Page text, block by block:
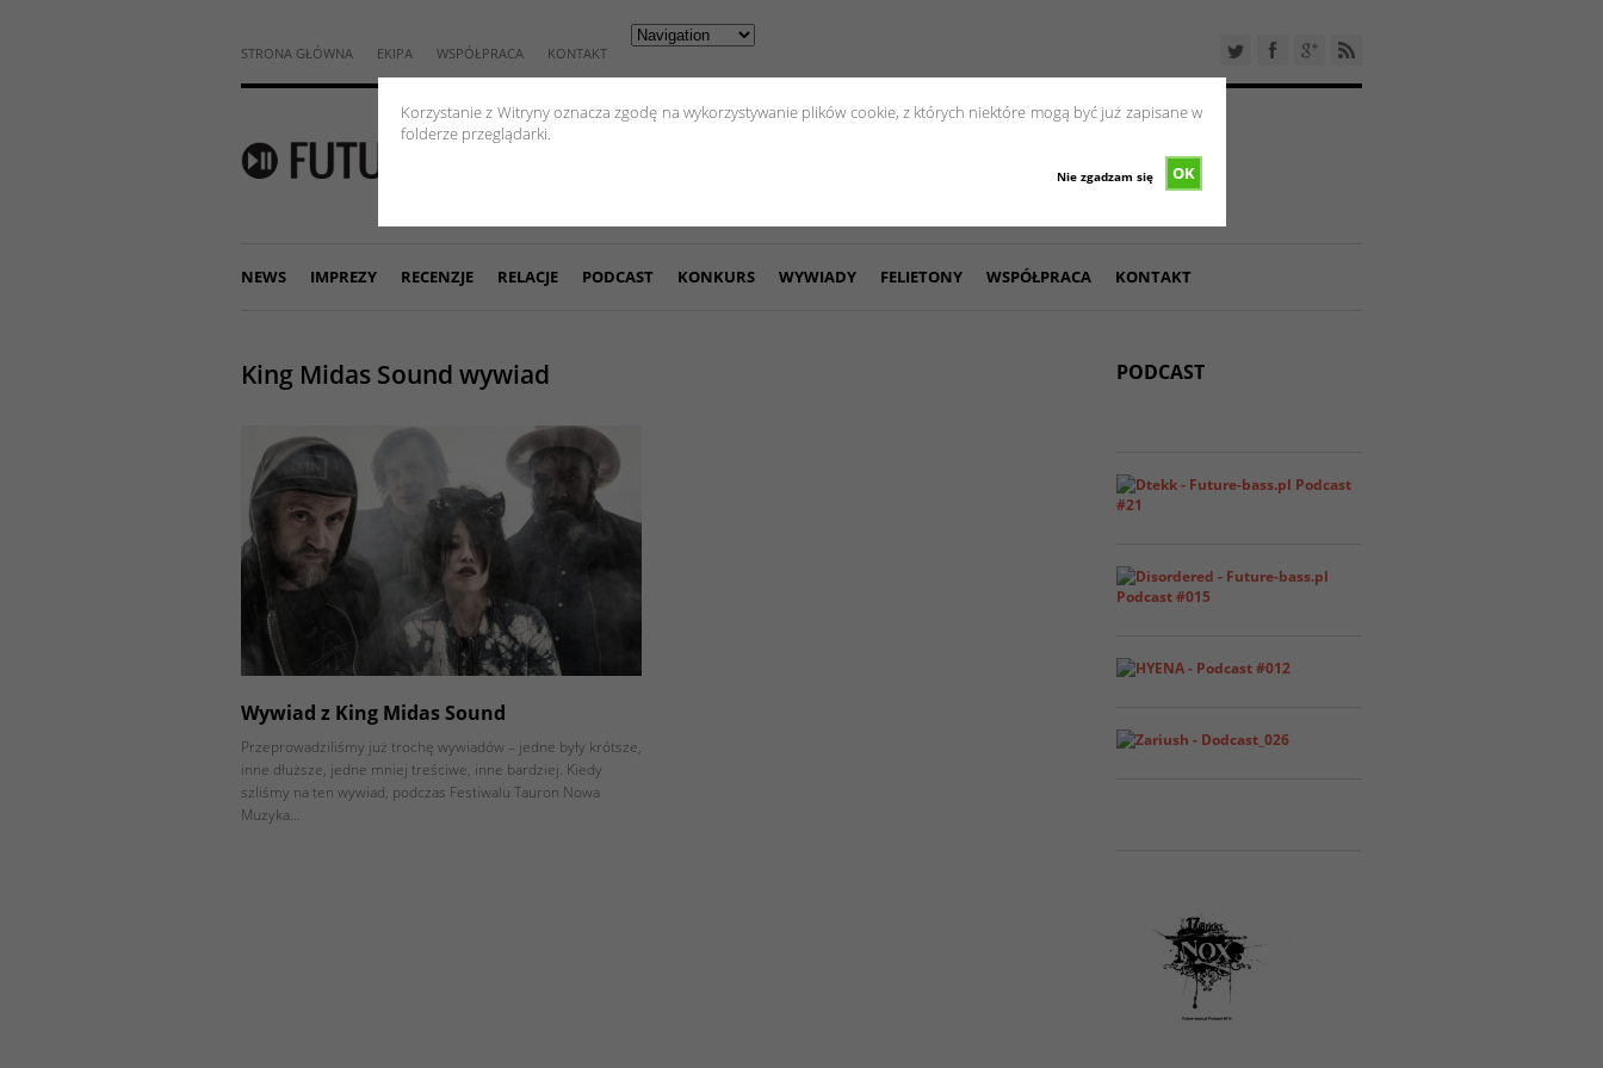
Korzystanie z Witryny oznacza zgodę na wykorzystywanie plików cookie, z których niektóre mogą być już zapisane w
folderze przeglądarki.
OK
Nie zgadzam się
STRONA GŁÓWNA EKIPA WSPÓŁPRACA KONTAKT
NEWS IMPREZY RECENZJE RELACJE PODCAST KONKURS WYWIADY FELIETONY WSPÓŁPRACA KONTAKT
King Midas Sound wywiad
Wywiad z King Midas Sound
Przeprowadziliśmy już trochę wywiadów – jedne były krótsze,
inne dłuższe, jedne mniej treściwe, inne bardziej. Kiedy
szliśmy na ten wywiad, podczas Festiwalu Tauron Nowa
Muzyka…
PODCAST